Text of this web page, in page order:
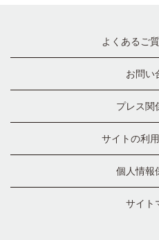
よくあるご
お問い
プレス関
サイトの利
個人情報
サイト